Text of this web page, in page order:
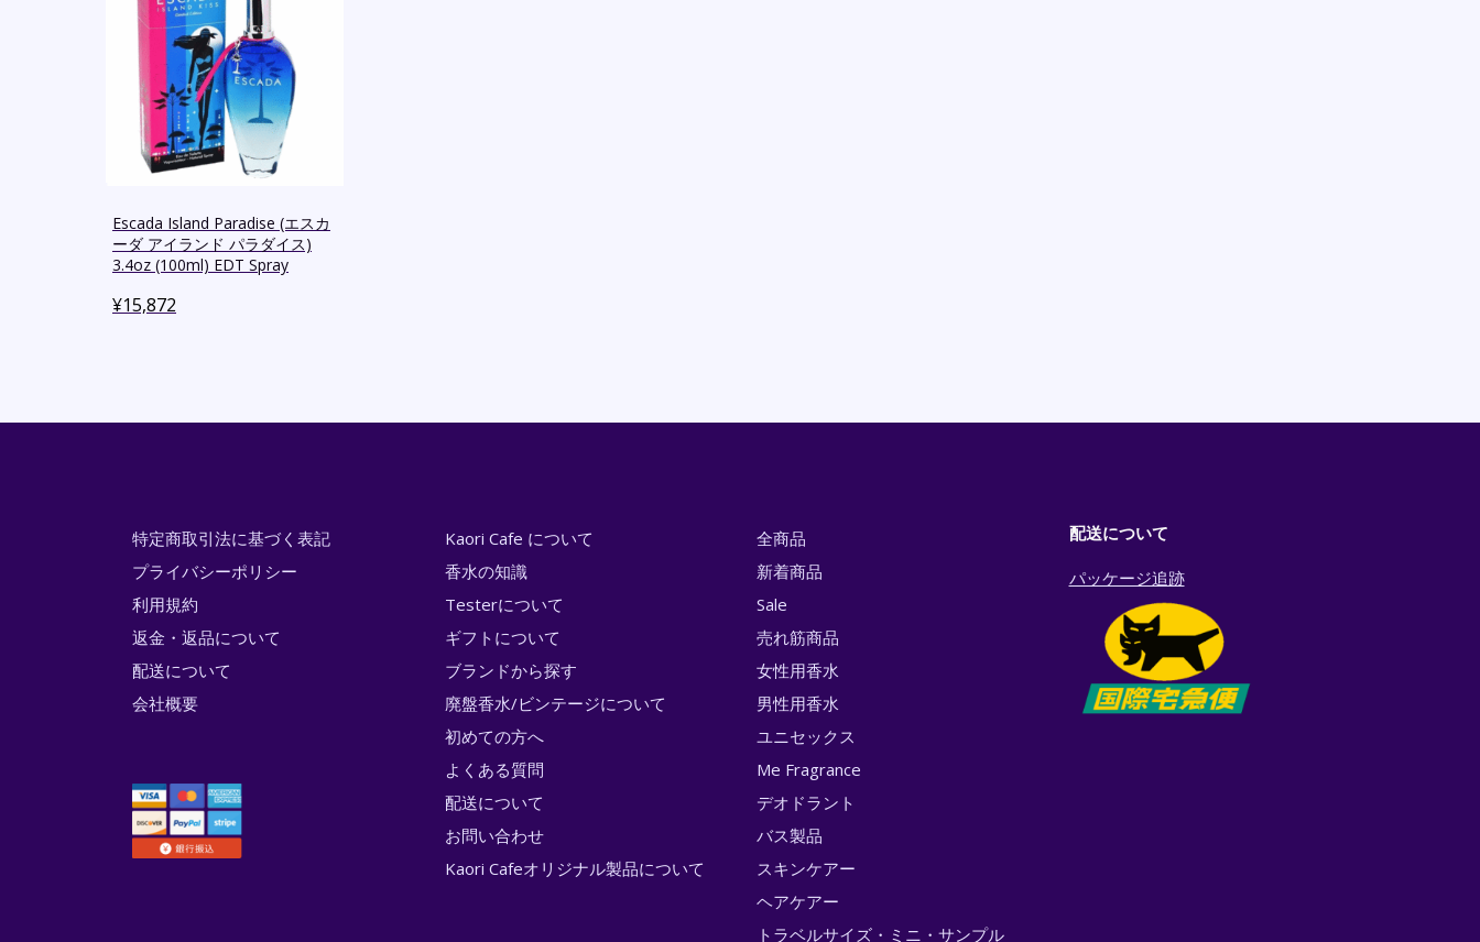
Escada Island Paradise (エスカ
ーダ アイランド パラダイス)
3.4oz (100ml) EDT Spray
¥15,872
特定商取引法に基づく表記
プライバシーポリシー
利用規約
返金・返品について
配送について
会社概要
Kaori Cafe について
香水の知識
Testerについて
ギフトについて
ブランドから探す
廃盤香水/ビンテージについて
初めての方へ
よくある質問
配送について
お問い合わせ
Kaori Cafeオリジナル製品について
全商品
新着商品
Sale
売れ筋商品
女性用香水
男性用香水
ユニセックス
Me Fragrance
デオドラント
バス製品
スキンケアー
ヘアケアー
トラベルサイズ・ミニ・サンプル
配送について
パッケージ追跡